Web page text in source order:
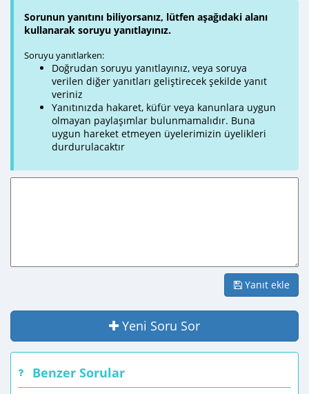
Sorunun yanıtını biliyorsanız, lütfen aşağıdaki alanı
kullanarak soruyu yanıtlayınız.
Soruyu yanıtlarken:
Doğrudan soruyu yanıtlayınız, veya soruya
verilen diğer yanıtları geliştirecek şekilde yanıt
veriniz
Yanıtınızda hakaret, küfür veya kanunlara uygun
olmayan paylaşımlar bulunmamalıdır. Buna
uygun hareket etmeyen üyelerimizin üyelikleri
durdurulacaktır
Yanıt ekle
Yeni Soru Sor
Benzer Sorular